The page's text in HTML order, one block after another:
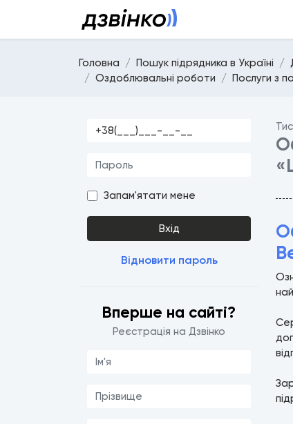
Головна Пошук підрядника в Україні
Оздоблювальні роботи
Послуги з
Запам'ятати мене
Вхід
Відновити пароль
Вперше на сайті?
Реєстрація на Дзвінко